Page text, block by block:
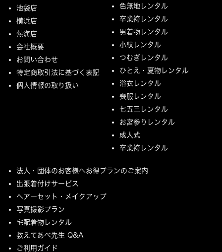
池袋店
横浜店
熱海店
会社概要
お問い合わせ
特定商取引法に基づく表記
個人情報の取り扱い
色無地レンタル
卒業袴レンタル
男着物レンタル
小紋レンタル
つむぎレンタル
ひとえ・夏物レンタル
浴衣レンタル
喪服レンタル
七五三レンタル
お宮参りレンタル
成人式
卒業袴レンタル
法人・団体のお客様へお得プランのご案内
出張着付けサービス
ヘアーセット・メイクアップ
写真撮影プラン
宅配着物レンタル
教えてあべ先生 Q&A
ご利用ガイド